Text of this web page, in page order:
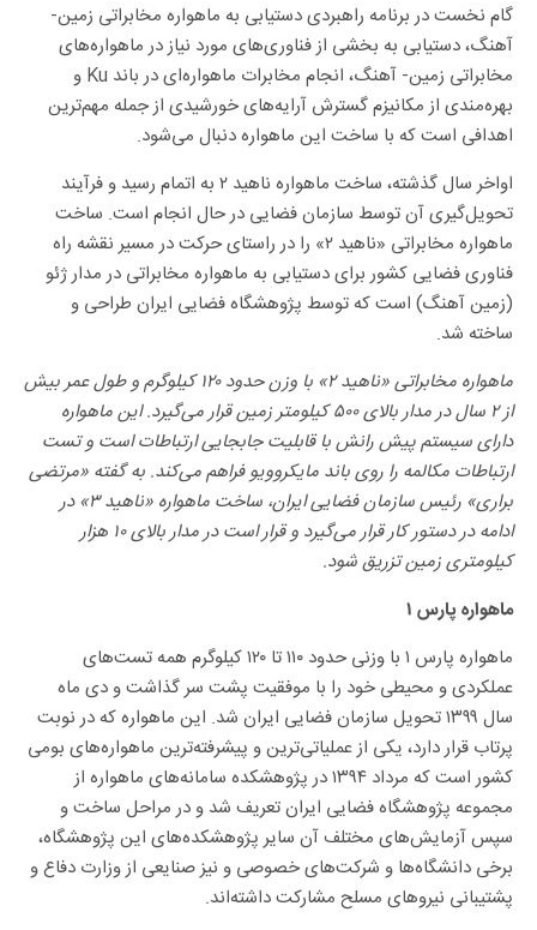
گام نخست در برنامه راهبردی دستیابی به ماهواره مخابراتی زمین-
آهنگ، دستیابی به بخشی از فناوری‌های مورد نیاز در ماهواره‌های
مخابراتی زمین- آهنگ، انجام مخابرات ماهواره‌ای در باند Ku و
بهره‌مندی از مکانیزم گسترش آرایه‌های خورشیدی از جمله مهم‌ترین
اهدافی است که با ساخت این ماهواره دنبال می‌شود.
اواخر سال گذشته، ساخت ماهواره ناهید ۲ به اتمام رسید و فرآیند
تحویل‌گیری آن توسط سازمان فضایی در حال انجام است. ساخت
ماهواره مخابراتی «ناهید ۲» را در راستای حرکت در مسیر نقشه راه
فناوری فضایی کشور برای دستیابی به ماهواره مخابراتی در مدار ژئو
(زمین آهنگ) است که توسط پژوهشگاه فضایی ایران طراحی و
ساخته شد.
ماهواره مخابراتی «ناهید ۲» با وزن حدود ۱۲۰ کیلوگرم و طول عمر بیش
از ۲ سال در مدار بالای ۵۰۰ کیلومتر زمین قرار می‌گیرد. این ماهواره
دارای سیستم پیش رانش با قابلیت جابجایی ارتباطات است و تست
ارتباطات مکالمه را روی باند مایکروویو فراهم می‌کند. به گفته «مرتضی
براری» رئیس سازمان فضایی ایران، ساخت ماهواره «ناهید ۳» در
ادامه در دستور کار قرار می‌گیرد و قرار است در مدار بالای ۱۰ هزار
کیلومتری زمین تزریق شود.
ماهواره پارس ۱
ماهواره پارس ۱ با وزنی حدود ۱۱۰ تا ۱۲۰ کیلوگرم همه تست‌های
عملکردی و محیطی خود را با موفقیت پشت سر گذاشت و دی ماه
سال ۱۳۹۹ تحویل سازمان فضایی ایران شد. این ماهواره که در نوبت
پرتاب قرار دارد، یکی از عملیاتی‌ترین و پیشرفته‌ترین ماهواره‌های بومی
کشور است که مرداد ۱۳۹۴ در پژوهشکده سامانه‌های ماهواره از
مجموعه پژوهشگاه فضایی ایران تعریف شد و در مراحل ساخت و
سپس آزمایش‌های مختلف آن سایر پژوهشکده‌های این پژوهشگاه،
برخی دانشگاه‌ها و شرکت‌های خصوصی و نیز صنایعی از وزارت دفاع و
پشتیبانی نیروهای مسلح مشارکت داشته‌اند.